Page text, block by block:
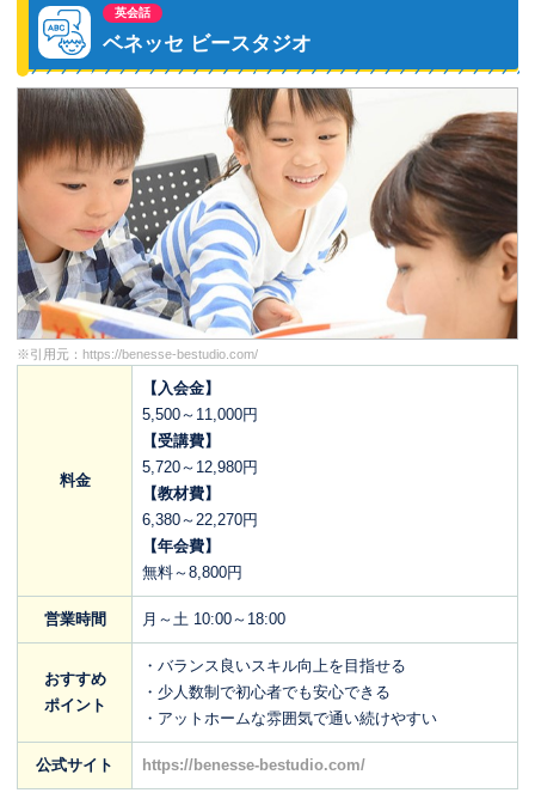
英会話
ベネッセ ビースタジオ
※引用元： https://benesse-bestudio.com/
料金
【入会金】
5,500～11,000円
【受講費】
5,720～12,980円
【教材費】
6,380～22,270円
【年会費】
無料～8,800円
営業時間 月～土 10:00～18:00
おすすめ
ポイント
・バランス良いスキル向上を目指せる
・少人数制で初心者でも安心できる
・アットホームな雰囲気で通い続けやすい
公式サイト https://benesse-bestudio.com/